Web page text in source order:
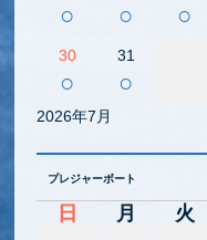
○ ○ ○
30
○
31
○
2026年7月
プレジャーボート
日 月 火